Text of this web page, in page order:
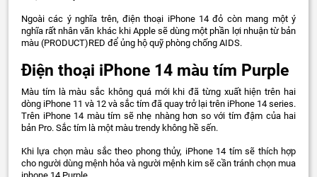
Ngoài các ý nghĩa trên, điện thoại iPhone 14 đỏ còn mang một ý
nghĩa rất nhân văn khác khi Apple sẽ dùng một phần lợi nhuận từ bản
màu (PRODUCT)RED để ủng hộ quỹ phòng chống AIDS.
Điện thoại iPhone 14 màu tím Purple
Màu tím là màu sắc không quá mới khi đã từng xuất hiện trên hai
dòng iPhone 11 và 12 và sắc tím đã quay trở lại trên iPhone 14 series.
Trên iPhone 14 màu tím sẽ nhẹ nhàng hơn so với tím đậm của hai
bản Pro. Sắc tím là một màu trendy không hề sến.
Khi lựa chọn màu sắc theo phong thủy, iPhone 14 tím sẽ thích hợp
cho người dùng mệnh hỏa và người mệnh kim sẽ cần tránh chọn mua